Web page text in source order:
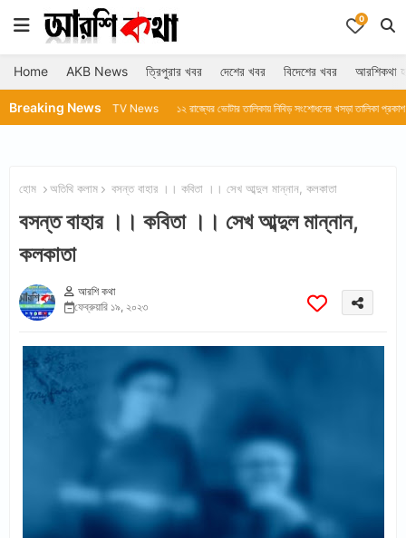
0
Home AKB News ত্রিপুরার খবর দেশের খবর বিদেশের খবর আরশিকথা
Breaking News
TV News ১২ রাজ্যের ভোটার তালিকায় নিবিড় সংশোধনের খসড়া তালিকা প্রকাশ করল নির্বাচন
হোম অতিথি কলাম বসন্ত বাহার ।। কবিতা ।। সেখ আব্দুল মান্নান, কলকাতা
বসন্ত বাহার ।। কবিতা ।। সেখ আব্দুল মান্নান,
কলকাতা
আরশি কথা
ফেব্রুয়ারি ১৯, ২০২৩